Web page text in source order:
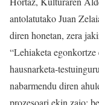
antolatutako Juan
diren honetan, zera
“Lehiaketa egonkortze
hausnarketa-
nabarmendu diren
prozesoari ekin zaio;